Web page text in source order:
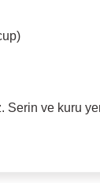
Serin ve kuru